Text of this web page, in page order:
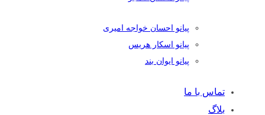
پیانو احسان خواجه امیری
پیانو اسکار هریس
پیانو ایوان بند
تماس با ما
بلاگ